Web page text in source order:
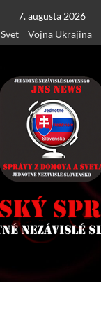
7. augusta 2026
Svet Vojna Ukrajina